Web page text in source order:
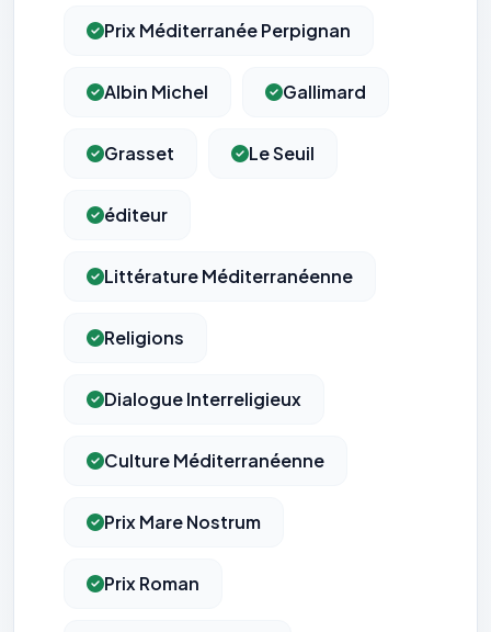
Prix Méditerranée Perpignan
Albin Michel Gallimard
Grasset Le Seuil
éditeur
Littérature Méditerranéenne
Religions
Dialogue Interreligieux
Culture Méditerranéenne
Prix Mare Nostrum
Prix Roman